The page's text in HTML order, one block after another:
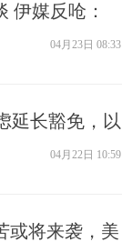
伊媒反呛：
04月23日 08:33
延长豁免，以
04月22日 10:59
或将来袭，美